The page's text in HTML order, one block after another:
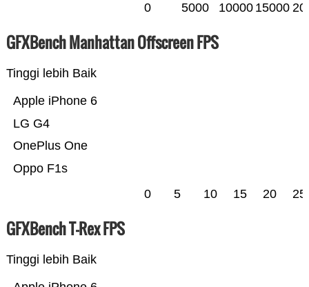
0 5000 10000 15000
GFXBench Manhattan Offscreen FPS
Tinggi lebih Baik
Oppo F1s
OnePlus One
LG G4
Apple iPhone 6
0 5 10 15 20 25
GFXBench T-Rex FPS
Tinggi lebih Baik